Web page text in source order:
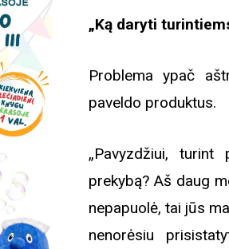
„Ką daryti
Problema ypač
paveldo produktus.
„Pavyzdžiui,
prekybą? Aš daug
nepapuolė, tai jūs
nenorėsiu